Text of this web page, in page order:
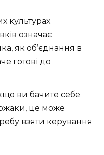
культурах
означає
як об’єднання в
готові до
ви бачите себе
це може
взяти керування